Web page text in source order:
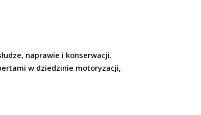
naprawie i konserwacji.
w dziedzinie motoryzacji,